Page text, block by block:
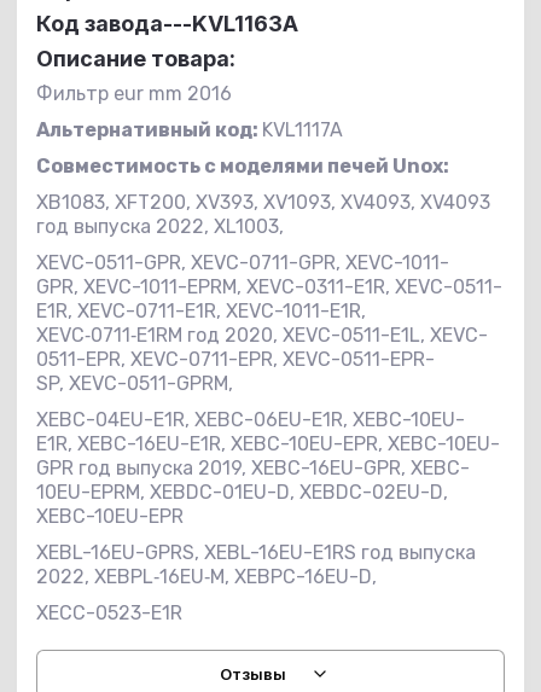
Код завода---KVL1163A
Описание товара:
Фильтр eur mm 2016
Альтернативный код: KVL1117A
Совместимость с моделями печей Unox:
XB1083, XFT200, XV393, XV1093, XV4093, XV4093
год выпуска 2022, XL1003,
XEVC-0511-GPR, XEVC-0711-GPR, XEVC-1011-
GPR, XEVC-1011-EPRM, XEVC-0311-E1R, XEVC-0511-
E1R, XEVC-0711-E1R, XEVC-1011-E1R,
XEVC‑0711‑E1RM год 2020, XEVC-0511-E1L, XEVC-
0511-EPR, XEVC-0711-EPR, XEVC-0511-EPR-
SP, XEVC-0511-GPRM,
XEBC-04EU-E1R, XEBC-06EU-E1R, XEBC-10EU-
E1R, XEBC-16EU-E1R, XEBC-10EU-EPR, XEBC-10EU-
GPR год выпуска 2019, XEBC-16EU-GPR, XEBC-
10EU-EPRM, XEBDC-01EU-D, XEBDC-02EU-D,
XEBC-10EU-EPR
XEBL-16EU-GPRS, XEBL-16EU-E1RS год выпуска
2022, XEBPL‑16EU‑M, XEBPC-16EU-D,
XECC-0523-E1R
Отзывы